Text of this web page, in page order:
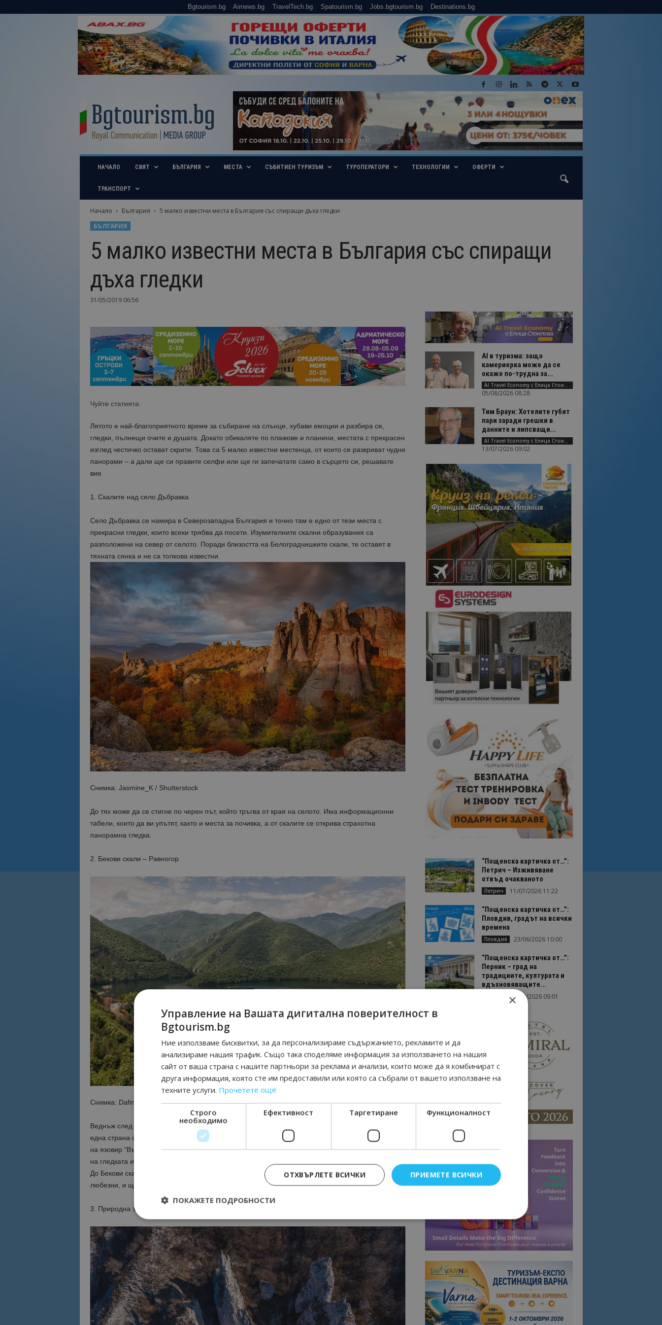
Bgtourism.bg Airnews.bg TravelTech.bg Spatourism.bg Jobs.bgtourism.bg Destinations.bg
u
i
b
НАЧАЛО СВЯТ БЪЛГАРИЯ МЕСТА СЪБИТИЕН ТУРИЗЪМ ТУРОПЕРАТОРИ ТЕХНОЛОГИИ ОФЕРТИ
ТРАНСПОРТ
Начало България
5 малко известни места в България със спиращи дъха гледки
БЪЛГАРИЯ
5 малко известни места в България със спиращи
дъха гледки
31/05/2019 06:56
Чуйте статията:
Лятото е най-благоприятното време за събиране на слънце, хубави емоции и разбира се,
гледки, пълнещи очите и душата. Докато обикаляте по плажове и планини, местата с прекрасен
изглед честичко остават скрити. Това са 5 малко известни местенца, от които се разкриват чудни
панорами – а дали ще си правите селфи или ще ги запечатате само в сърцето си, решавате
вие
1. Скалите над село Дъбравка
Село Дъбравка се намира в Северозападна България и точно там е едно от тези места с
прекрасни гледки, които всеки трябва да посети. Изумителните скални образувания са
разположени на север от селото. Поради близостта на Белоградчишките скали, те оставят в
тяхната сянка и не са толкова известни.
Снимка: Jasmine_K / Shutterstock
До тях може да се стигне по черен път, който тръгва от края на селото. Има информационни
табели, които да ви упътят, както и места за почивка, а от скалите се открива страхотна
панорамна гледка.
2. Бекови скали – Равногор
Снимка: Dafinka / Shutterstock.com
Веднъж след като се изкачите на Бекови скали пред вас ще се разкрие невероятна гледка. От
една страна са красивите ридове на Западните Родопи, от друга – синьо-зелените води
на язовир “Въча”. На скалите има пейки за почивка, на които да си поседите, наслаждавайки се
на гледката и дишайки чистия родопски въздух, минал през белите дробове на вековните гори.
До Бекови скали се стига по удобен път от с. Равногор. Жителите на селото са отзивчиви и
любезни, и ще ви упътят с удоволствие.
3. Природна забележителност Чудните скали
AI в туризма: защо
камериерка може да се
окаже по-трудна за...
AI Travel Economy с Елица Стоилова
05/08/2026 08:28
Тим Браун: Хотелите губят
пари заради грешки в
данните и липсващи...
AI Travel Economy с Елица Стоилова
13/07/2026 09:02
“Пощенска картичка от…”:
Петрич – Изживяване
отвъд очакваното
Петрич 11/07/2026 11:22
“Пощенска картичка от…”:
Пловдив, градът на всички
времена
Пловдив 23/06/2026 10:00
“Пощенска картичка от…”:
Перник – град на
традициите, културата и
вдъхновяващите...
17/06/2026 09:01
×
Управление на Вашата дигитална поверителност в
Bgtourism.bg
Ние използваме бисквитки, за да персонализираме съдържанието, рекламите и да
анализираме нашия трафик. Също така споделяме информация за използването на нашия
сайт от ваша страна с нашите партньори за реклама и анализи, които може да я комбинират с
друга информация, която сте им предоставили или която са събрали от вашето използване на
техните услуги. Прочетете още
Строго
необходимо
Ефективност Таргетиране Функционалност
ПРИЕМЕТЕ ВСИЧКИ
ОТХВЪРЛЕТЕ ВСИЧКИ
ПОКАЖЕТЕ ПОДРОБНОСТИ
Строго необходимо Ефективност Таргетиране Функционалност
Строго необходимите бисквитки позволяват основната функционалност на уебсайта, като потребителско влизане и
управление на акаунта. Уебсайтът не може да се използва правилно без строго необходими бисквитки.
Име
Доставчик
Домейн
Валиден
до
Описание
cookie_notice_accepted
lisandraramos.com
bgtourism.bg
7 дни
Тази бисквитка се използва, за да запомните съгласието
на потребителя за използването на бисквитки на сайта.